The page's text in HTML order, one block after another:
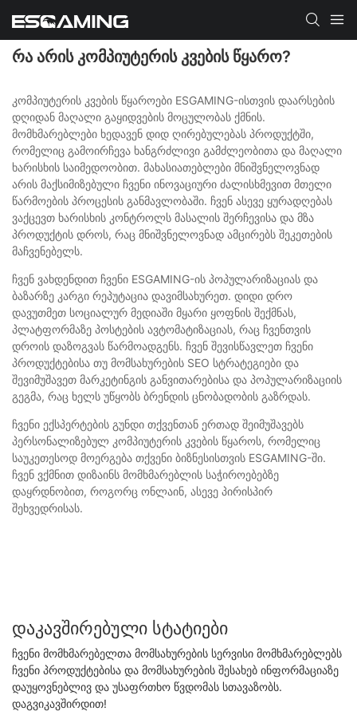
ᲠᲐ ᲐᲠᲘᲡ ᲙᲝᲛᲞᲘᲣᲢᲔᲠᲘᲡ ᲙᲕᲔᲑᲘᲡ ᲬᲧᲐᲠᲝ?
კომპიუტერის კვების წყაროები ESGAMING-ისთვის დაარსების
დღიდან მაღალი გაყიდვების მოცულობას ქმნის.
მომხმარებლები ხედავენ დიდ ღირებულებას პროდუქტში,
რომელიც გამოირჩევა ხანგრძლივი გამძლეობითა და მაღალი
ხარისხის საიმედოობით. მახასიათებლები მნიშვნელოვნად
არის მაქსიმიზებული ჩვენი ინოვაციური ძალისხმევით მთელი
წარმოების პროცესის განმავლობაში. ჩვენ ასევე ყურადღებას
ვაქცევთ ხარისხის კონტროლს მასალის შერჩევისა და მზა
პროდუქტის დროს, რაც მნიშვნელოვნად ამცირებს შეკეთების
მაჩვენებელს.
ჩვენ ვახდენდით ჩვენი ESGAMING-ის პოპულარიზაციას და
ბაზარზე კარგი რეპუტაცია დავიმსახურეთ. დიდი დრო
დავუთმეთ სოციალურ მედიაში მყარი ყოფნის შექმნას,
პლატფორმაზე პოსტების ავტომატიზაციას, რაც ჩვენთვის
დროის დაზოგვას წარმოადგენს. ჩვენ შევისწავლეთ ჩვენი
პროდუქტებისა თუ მომსახურების SEO სტრატეგიები და
შევიმუშავეთ მარკეტინგის განვითარებისა და პოპულარიზაციის
გეგმა, რაც ხელს უწყობს ბრენდის ცნობადობის გაზრდას.
ჩვენი ექსპერტების გუნდი თქვენთან ერთად შეიმუშავებს
პერსონალიზებულ კომპიუტერის კვების წყაროს, რომელიც
საუკეთესოდ მოერგება თქვენი ბიზნესისთვის ESGAMING-ში.
ჩვენ ვქმნით დიზაინს მომხმარებლის საჭიროებებზე
დაყრდნობით, როგორც ონლაინ, ასევე პირისპირ
შეხვედრისას.
Დაკავშირებული Სტატიები
ჩვენი მომხმარებელთა მომსახურების სერვისი მომხმარებლებს
ჩვენი პროდუქტებისა და მომსახურების შესახებ ინფორმაციაზე
დაუყოვნებლივ და უსაფრთხო წვდომას სთავაზობს.
დაგვიკავშირდით!